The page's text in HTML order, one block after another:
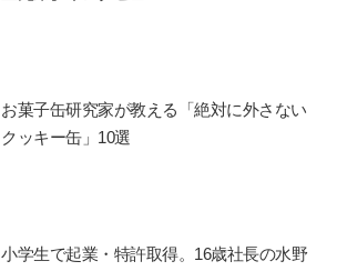
お菓子缶研究家が教える「絶対に外さない
クッキー缶」10選
小学生で起業・特許取得。16歳社長の水野